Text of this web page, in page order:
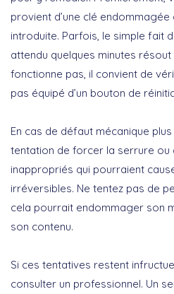
provient d’une clé endommagée
introduite. Parfois, le simple fait
attendu quelques minutes
fonctionne pas, il convient de
pas équipé d’un bouton de
En cas de défaut mécanique
tentation de forcer la serrure ou
inappropriés qui pourraient
irréversibles. Ne tentez pas de
cela pourrait endommager son
son contenu.
Si ces tentatives restent
consulter un professionnel. Un